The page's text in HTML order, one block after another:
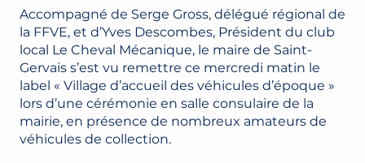
Accompagné de Serge Gross, délégué régional de
la FFVE, et d’Yves Descombes, Président du club
local Le Cheval Mécanique, le maire de Saint-
Gervais s’est vu remettre ce mercredi matin le
label « Village d’accueil des véhicules d’époque »
lors d’une cérémonie en salle consulaire de la
mairie, en présence de nombreux amateurs de
véhicules de collection.